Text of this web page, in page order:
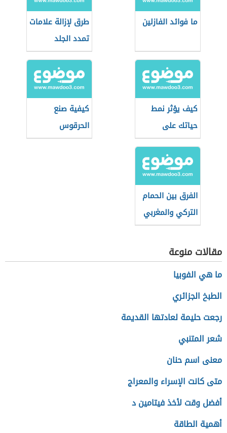
ما فوائد الفازلين
طرق لإزالة علامات
تمدد الجلد
كيف يؤثر نمط
حياتك على
طاقتك الإيجابية؟
كيفية صنع
الحرقوس
التونسي
الفرق بين الحمام
التركي والمغربي
مقالات منوعة
ما هي الفوبيا
الطبخ الجزائري
رجعت حليمة لعادتها القديمة
شعر المتنبي
معنى اسم حنان
متى كانت الإسراء والمعراج
أفضل وقت لأخذ فيتامين د
أهمية الطاقة